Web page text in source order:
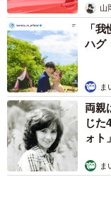
など、数々の驚き
産卵の様子は、
ム」でも紹介され
していただきたい。
【るうさん関連情報
▽Xアカウント
山
「
ハグ
ま
両親
じた
ォト
ま